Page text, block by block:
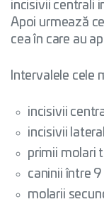
incisivii centrali
Apoi urmează
cea în care au
Intervalele cele
incisivii
incisivii
primii molari
caninii între 9
molarii